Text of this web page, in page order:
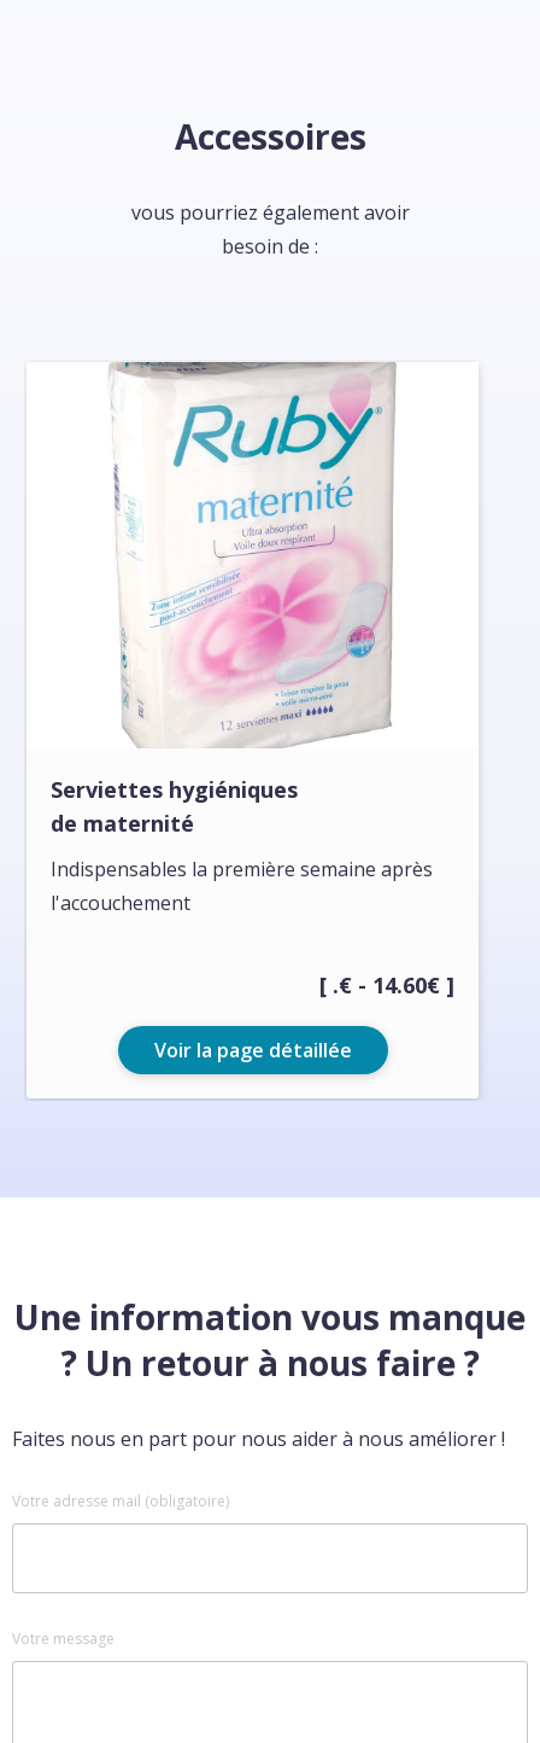
Accessoires
vous pourriez également avoir
besoin de :
Serviettes hygiéniques
de maternité
Indispensables la première semaine après
l'accouchement
[ .€ - 14.60€ ]
Voir la page détaillée
Une information vous manque
? Un retour à nous faire ?
Faites nous en part pour nous aider à nous améliorer !
Votre adresse mail (obligatoire)
Votre message